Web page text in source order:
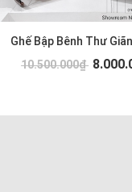
Ghế Bập Bênh Thư
10.500.000₫